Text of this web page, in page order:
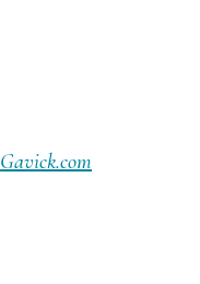
Gavick.com